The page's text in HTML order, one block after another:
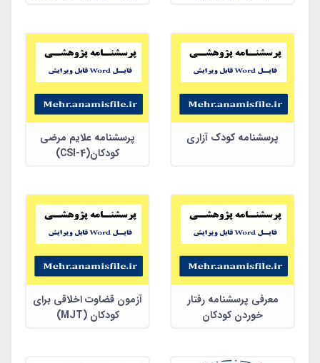
پرسشنامه کودک آزاری
پرسشنامه علایم مرضی
کودکان(CSI-4)
معرفی پرسشنامه رفتار
خوردن کودکان
آزمون قضاوت اخلاقی برای
کودکان (MJT)